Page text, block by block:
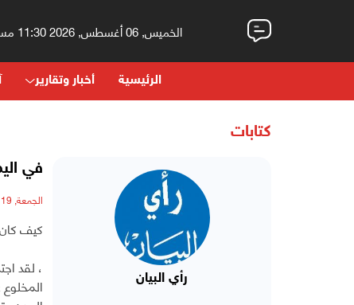
الخميس, 06 أغسطس, 2026 11:30 مساءً
الرئيسية أخبار وتقارير
كتابات
رأي البيان
في
الجمعة, 19 أغسطس, 2016 - 08:19 صباحاً
كيف
، لقد